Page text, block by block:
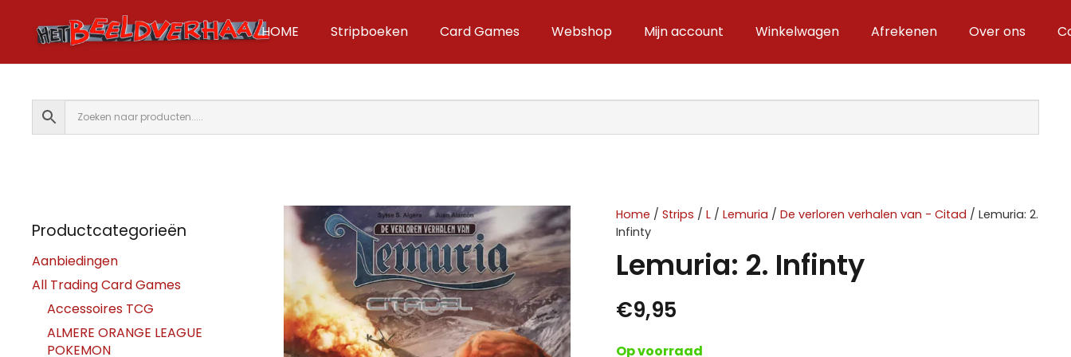
HOME Stripboeken Card Games Webshop Mijn account Winkelwagen Afrekenen Over ons
Home /Strips /L /Lemuria /De verloren verhalen van - Citad / Lemuria: 2.
Infinty
Lemuria: 2. Infinty
€9,95
Op voorraad
Productcategorieën
Aanbiedingen
All Trading Card Games
Accessoires TCG
ALMERE ORANGE LEAGUE
POKEMON